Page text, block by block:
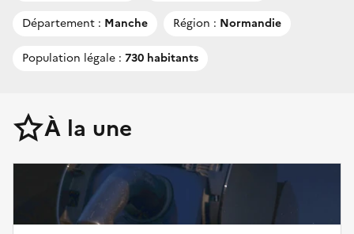
Département : Manche Région : Normandie
Population légale : 730 habitants
À la une